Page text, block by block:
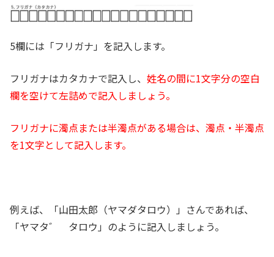
5欄には「フリガナ」を記入します。
フリガナはカタカナで記入し、 姓名の間に1文字分の空白
欄を空けて左詰めで記入しましょう。
フリガナに濁点または半濁点がある場合は、濁点・半濁点
を1文字として記入します。
例えば、「山田太郎（ヤマダタロウ）」さんであれば、
「ヤマタ゛ タロウ」のように記入しましょう。